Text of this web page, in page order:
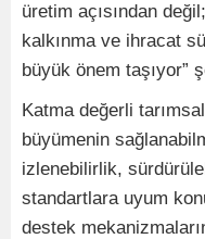
üretim açısından
kalkınma ve ihracat
büyük önem taşıyor”
Katma değerli
büyümenin
izlenebilirlik,
standartlara uyum
destek